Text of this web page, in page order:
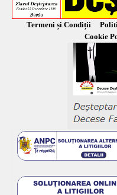
Termeni și Condiții
Cookie